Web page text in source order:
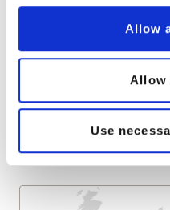
Allow
Allow
Use
v oblasti inovácií